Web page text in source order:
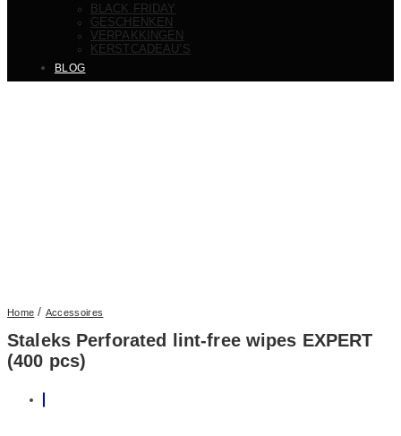
BLACK FRIDAY
GESCHENKEN
VERPAKKINGEN
KERSTCADEAU’S
BLOG
Home / Accessoires
Staleks Perforated lint-free wipes EXPERT
(400 pcs)